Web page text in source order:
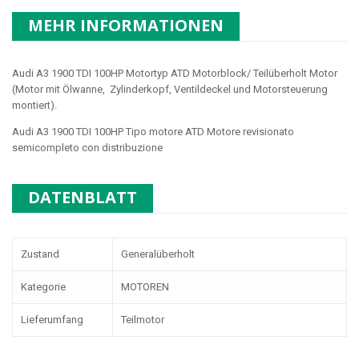
MEHR INFORMATIONEN
Audi A3 1900 TDI 100HP Motortyp ATD Motorblock/ Teilüberholt Motor
(Motor mit Ölwanne, Zylinderkopf, Ventildeckel und Motorsteuerung
montiert).
Audi A3 1900 TDI 100HP Tipo motore ATD Motore revisionato
semicompleto con distribuzione
DATENBLATT
Zustand Generalüberholt
Kategorie MOTOREN
Lieferumfang Teilmotor